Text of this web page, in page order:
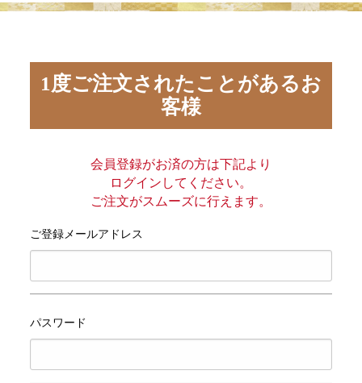
このサイトの使い方
プライバシーポリシー
サイトマップ
1度ご注文されたことがあるお
客様
会員登録がお済の方は下記より
ログインしてください。
ご注文がスムーズに行えます。
ご登録メールアドレス
パスワード